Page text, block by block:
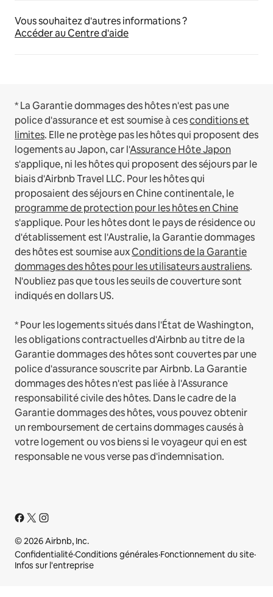
Vous souhaitez d'autres informations ?
Accéder au Centre d'aide
* La Garantie dommages des hôtes n'est pas une
police d'assurance et est soumise à cesconditions et
limites. Elle ne protège pas les hôtes qui proposent des
logements au Japon, car l'Assurance Hôte Japon
s'applique, ni les hôtes qui proposent des séjours par le
biais d'Airbnb Travel LLC. Pour les hôtes qui
proposaient des séjours en Chine continentale, le
programme de protection pour les hôtes en Chine
s'applique. Pour les hôtes dont le pays de résidence ou
d'établissement est l'Australie, la Garantie dommages
des hôtes est soumise auxConditions de la Garantie
dommages des hôtes pour les utilisateurs australiens.
N'oubliez pas que tous les seuils de couverture sont
indiqués en dollars US.
* Pour les logements situés dans l'État de Washington,
les obligations contractuelles d'Airbnb au titre de la
Garantie dommages des hôtes sont couvertes par une
police d'assurance souscrite par Airbnb. La Garantie
dommages des hôtes n'est pas liée à l'Assurance
responsabilité civile des hôtes. Dans le cadre de la
Garantie dommages des hôtes, vous pouvez obtenir
un remboursement de certains dommages causés à
votre logement ou vos biens si le voyageur qui en est
responsable ne vous verse pas d'indemnisation.
© 2026 Airbnb, Inc.
Confidentialité·Conditions générales·Fonctionnement du site·
Infos sur l'entreprise